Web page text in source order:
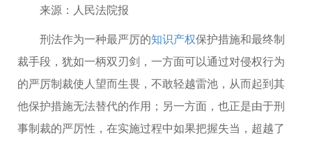
来源：人民法院报
刑法作为一种最严厉的知识产权保护措施和最终制
裁手段，犹如一柄双刃剑，一方面可以通过对侵权行为
的严厉制裁使人望而生畏，不敢轻越雷池，从而起到其
他保护措施无法替代的作用；另一方面，也正是由于刑
事制裁的严厉性，在实施过程中如果把握失当，超越了